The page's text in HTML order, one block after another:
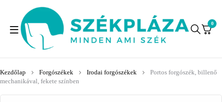
0
Kezdőlap Forgószékek Irodai forgószékek
Portos forgószék, billenő
mechanikával, fekete színben